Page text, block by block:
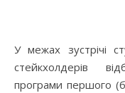
У межах зустрічі студентів, викладачів та зовнішніх
стейкхолдерів
програми першого